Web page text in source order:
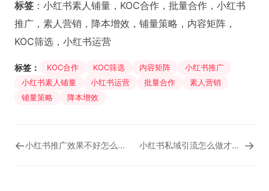
标签 ：小红书素人铺量，KOC合作，批量合作，小红书
推广，素人营销，降本增效，铺量策略，内容矩阵，
KOC筛选，小红书运营
标签： KOC合作 KOC筛选 内容矩阵
小红书推广
小红书素人铺量
小红书运营 批量合作
素人营销
铺量策略
降本增效
← 小红书推广效果不好怎么办？品牌自查与优化全攻略 小红书私域引流怎么做才不违规？安全合规的微信导流全流程 →